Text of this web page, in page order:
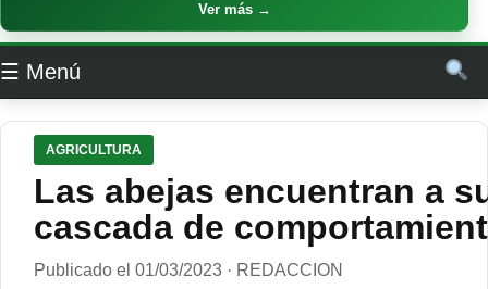
Ver más →
☰ Menú
AGRICULTURA
Las abejas encuentran a
cascada de
Publicado el 01/03/2023 · REDACCION